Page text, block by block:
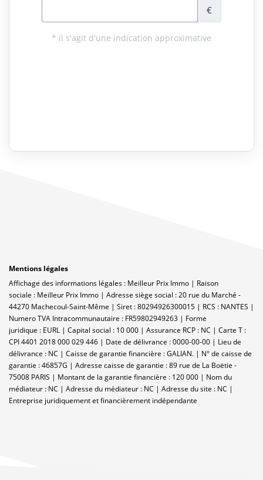
Mentions légales
Affichage des informations légales : Meilleur Prix Immo | Raison
sociale : Meilleur Prix Immo | Adresse siège social : 20 rue du Marché -
44270 Machecoul-Saint-Même | Siret : 80294926300015 | RCS : NANTES |
Numero TVA Intracommunautaire : FR59802949263 | Forme
juridique : EURL | Capital social : 10 000 | Assurance RCP : NC | Carte T :
CPI 4401 2018 000 029 446 | Date de délivrance : 0000-00-00 | Lieu de
délivrance : NC | Caisse de garantie financière : GALIAN. | N° de caisse de
garantie : 46857G | Adresse caisse de garantie : 89 rue de La Boëtie -
75008 PARIS | Montant de la garantie financière : 120 000 | Nom du
médiateur : NC | Adresse du médiateur : NC | Adresse du site : NC |
Entreprise juridiquement et financièrement indépendante